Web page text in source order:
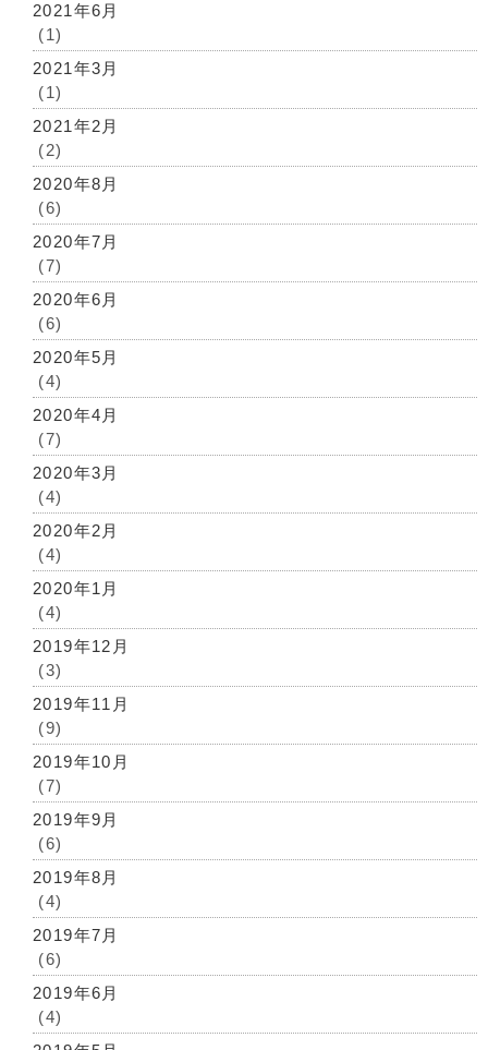
2021年6月
(1)
2021年3月
(1)
2021年2月
(2)
2020年8月
(6)
2020年7月
(7)
2020年6月
(6)
2020年5月
(4)
2020年4月
(7)
2020年3月
(4)
2020年2月
(4)
2020年1月
(4)
2019年12月
(3)
2019年11月
(9)
2019年10月
(7)
2019年9月
(6)
2019年8月
(4)
2019年7月
(6)
2019年6月
(4)